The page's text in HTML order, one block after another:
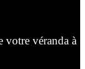
votre véranda à